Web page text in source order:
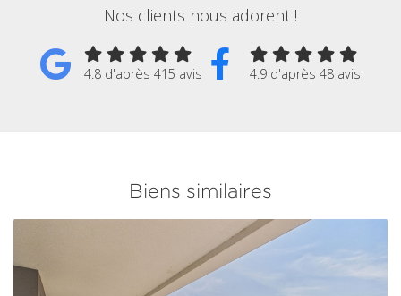
Nos clients nous adorent !
4.8 d'après 415 avis 4.9 d'après 48 avis
Biens similaires